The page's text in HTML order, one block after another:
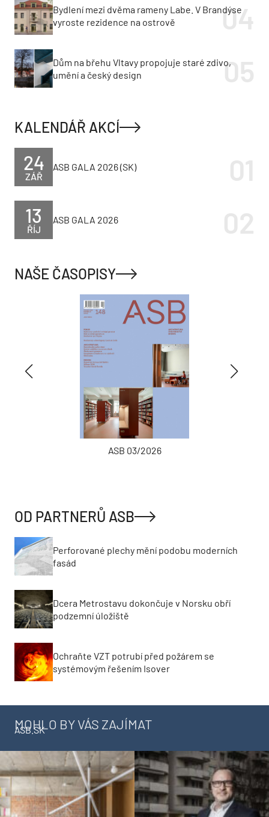
Bydlení mezi dvěma rameny Labe. V Brandýse
vyroste rezidence na ostrově
Dům na břehu Vltavy propojuje staré zdivo,
umění a český design
KALENDÁŘ AKCÍ
ZÁŘ
24 ASB GALA 2026 (SK)
ŘÍJ
13 ASB GALA 2026
NAŠE ČASOPISY
ASB 03/2026
OD PARTNERŮ ASB
Perforované plechy mění podobu moderních
fasád
Dcera Metrostavu dokončuje v Norsku obří
podzemní úložiště
Ochraňte VZT potrubí před požárem se
systémovým řešením Isover
MOHLO BY VÁS ZAJÍMAT
ASB.SK